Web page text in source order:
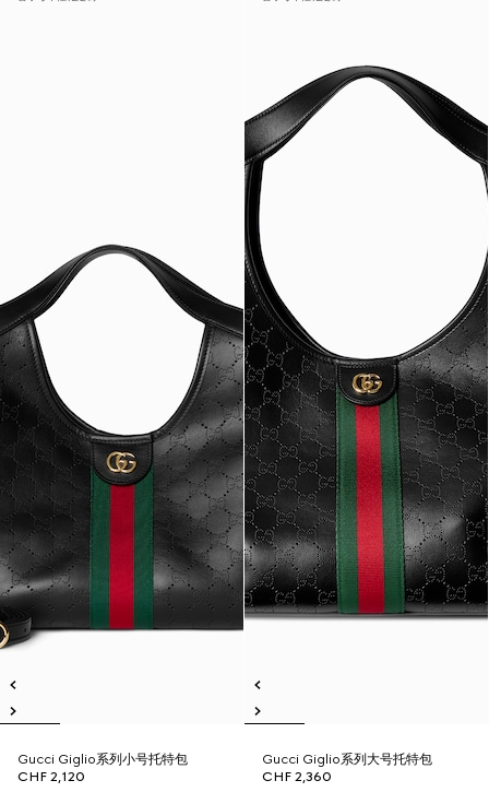
Gucci Giglio系列小号托特包
CHF 2,120
Gucci Giglio系列大号托特包
CHF 2,360